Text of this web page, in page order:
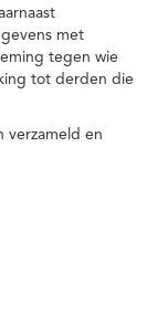
met
tegen wie
tot derden die
verzameld en